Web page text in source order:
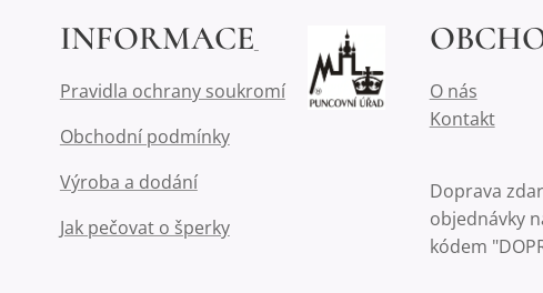
INFORMACE
Pravidla ochrany soukromí
Obchodní podmínky
Výroba a dodání
Jak pečovat o šperky
O nás
Kontakt
Doprava
objednávky
kódem